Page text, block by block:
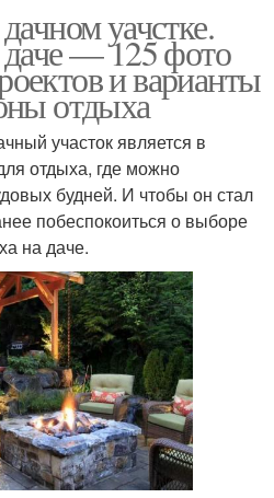
уачстке.
— 125 фото
и варианты
отдыха
участок является в
отдыха, где можно
будней. И чтобы он стал
побеспокоиться о выборе
на даче.